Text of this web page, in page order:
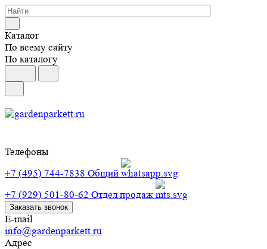
Каталог
По всему сайту
По каталогу
Телефоны
+7 (495) 744-7838 Общий
+7 (929) 501-80-62 Отдел продаж
Заказать звонок
E-mail
info@gardenparkett.ru
Адрес